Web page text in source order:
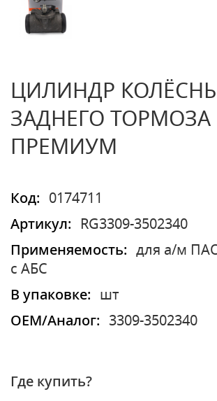
ЦИЛИНДР
ЗАДНЕГО ТОРМОЗА
ПРЕМИУМ
Код:
0174711
Артикул:
RG3309-3502340
Применяемость:
для а/м
с АБС
В упаковке:
шт
OEM/Аналог:
3309-3502340
Где купить?